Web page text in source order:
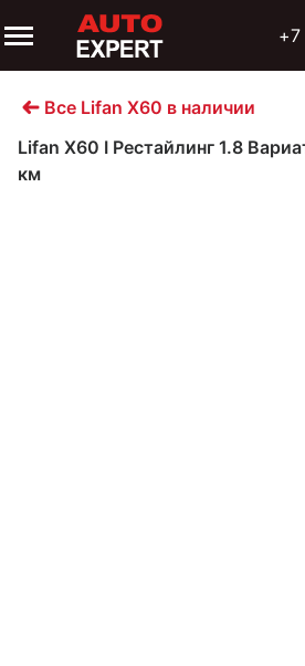
Все Lifan X60 в наличии
Lifan X60 I Рестайлинг 1.8
км